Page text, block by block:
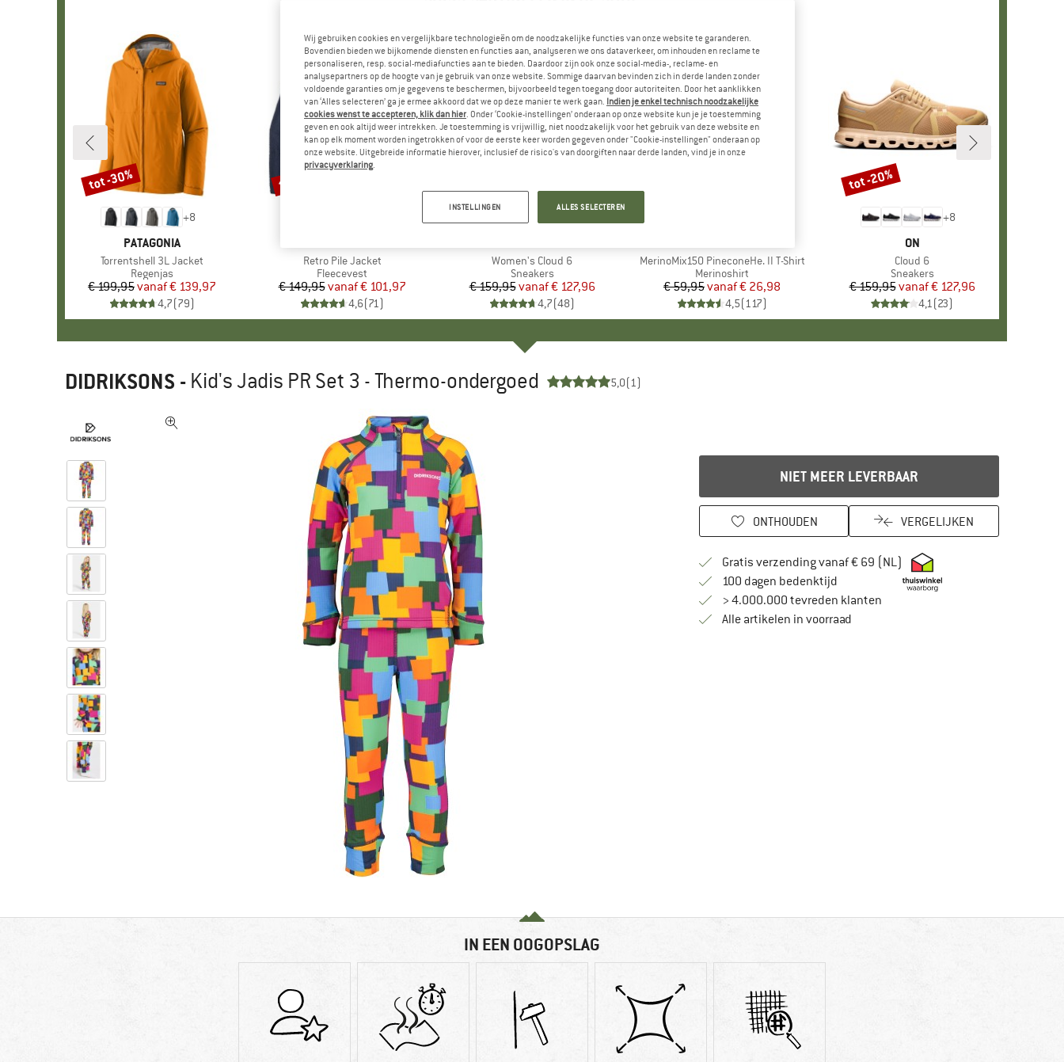
+8
MERK
PATAGONIA
Artikel
Torrentshell 3L Jacket
Productgroep
Regenjas
Prijs
€ 199,95 Verlaagde prijs
vanaf€ 139,97
4,7(79)
Korting
tot -30%
Artikel
Retro Pile Jacket
Productgroep
Fleecevest
Prijs
€ 149,95 Verlaagde prijs
vanaf€ 101,97
4,6(71)
Korting
tot -32%
Artikel
Women's Cloud 6
Productgroep
Sneakers
Prijs
€ 159,95 Verlaagde prijs
vanaf€ 127,96
4,7(48)
Artikel
MerinoMix150 PineconeHe. II T-Shirt
Productgroep
Merinoshirt
Prijs
€ 59,95 Verlaagde prijs
vanaf€ 26,98
4,5(117)
+8
MERK
ON
Artikel
Cloud 6
Productgroep
Sneakers
Prijs
€ 159,95 Verlaagde prijs
vanaf€ 127,96
4,1(23)
Korting
tot -20%
DIDRIKSONS - Kid's Jadis PR Set 3 - Thermo-ondergoed 5,0(1)
NIET MEER LEVERBAAR
ONTHOUDEN VERGELIJKEN
Gratis verzending vanaf € 69 (NL) Vind hier de
100 dagen bedenktijdVind de betalingsinformatie hier! Opent in
> 4.000.000 tevreden klanten
Alle artikelen in voorraad
IN EEN OOGOPSLAG
Wij gebruiken cookies en vergelijkbare technologieën om de noodzakelijke functies van onze website te garanderen.
Bovendien bieden we bijkomende diensten en functies aan, analyseren we ons dataverkeer, om inhouden en reclame te
personaliseren, resp. social-mediafuncties aan te bieden. Daardoor zijn ook onze social-media-, reclame- en
analysepartners op de hoogte van je gebruik van onze website. Sommige daarvan bevinden zich in derde landen zonder
voldoende garanties om je gegevens te beschermen, bijvoorbeeld tegen toegang door autoriteiten. Door het aanklikken
van ‘Alles selecteren’ ga je ermee akkoord dat we op deze manier te werk gaan. Indien je enkel technisch noodzakelijke
cookies wenst te accepteren, klik dan hier. Onder ‘Cookie-instellingen’ onderaan op onze website kun je je toestemming
geven en ook altijd weer intrekken. Je toestemming is vrijwillig, niet noodzakelijk voor het gebruik van deze website en
kan op elk moment worden ingetrokken of voor de eerste keer worden gegeven onder "Cookie-instellingen" onderaan op
onze website. Uitgebreide informatie hierover, inclusief de risico's van doorgiften naar derde landen, vind je in onze
privacyverklaring.
INSTELLINGEN ALLES SELECTEREN